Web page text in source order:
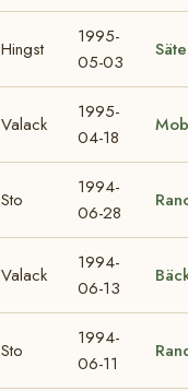
Hingst
1995-
05-03
Valack
1995-
04-18
Sto
1994-
06-28
Valack
1994-
06-13
Sto
1994-
06-11